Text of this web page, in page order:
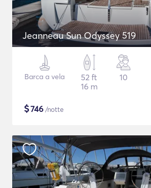
Jeanneau Sun Odyssey 519
Barca a vela
52 ft
16 m
10
$746 /notte